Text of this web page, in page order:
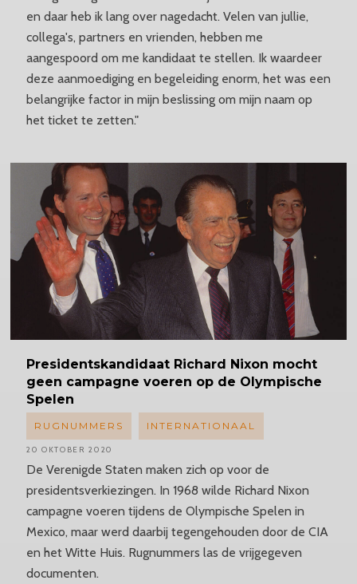
en daar heb ik lang over nagedacht. Velen van jullie,
collega's, partners en vrienden, hebben me
aangespoord om me kandidaat te stellen. Ik waardeer
deze aanmoediging en begeleiding enorm, het was een
belangrijke factor in mijn beslissing om mijn naam op
het ticket te zetten."
Presidentskandidaat Richard Nixon mocht
geen campagne voeren op de Olympische
Spelen
De Verenigde Staten maken zich op voor de
presidentsverkiezingen. In 1968 wilde Richard Nixon
campagne voeren tijdens de Olympische Spelen in
Mexico, maar werd daarbij tegengehouden door de CIA
en het Witte Huis. Rugnummers las de vrijgegeven
documenten.
RUGNUMMERS INTERNATIONAAL
20 OKTOBER 2020